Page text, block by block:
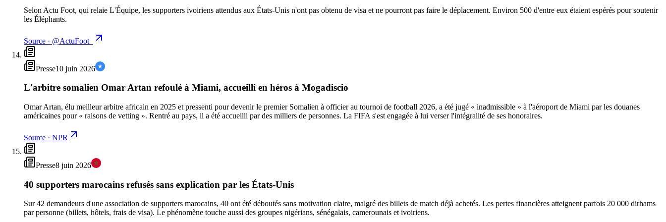
Selon Actu Foot, qui relaie L'Équipe, les supporters ivoiriens attendus aux États-Unis n'ont pas obtenu de visa et ne pourront pas faire le déplacement. Environ 500 d'entre eux étaient espérés pour soutenir
les Éléphants.
Source · @ActuFoot_
Presse10 juin 2026
L'arbitre somalien Omar Artan refoulé à Miami, accueilli en héros à Mogadiscio
Omar Artan, élu meilleur arbitre africain en 2025 et pressenti pour devenir le premier Somalien à officier au tournoi de football 2026, a été jugé « inadmissible » à l'aéroport de Miami par les douanes
américaines pour « raisons de vetting ». Rentré au pays, il a été accueilli par des milliers de personnes. La FIFA s'est engagée à lui verser l'intégralité de ses honoraires.
Source · NPR
Presse8 juin 2026
40 supporters marocains refusés sans explication par les États-Unis
Sur 42 demandeurs d'une association de supporters marocains, 40 ont été déboutés sans motivation claire, malgré des billets de match déjà achetés. Les pertes financières atteignent parfois 20 000 dirhams
par personne (billets, hôtels, frais de visa). Le phénomène touche aussi des groupes nigérians, sénégalais, camerounais et ivoiriens.